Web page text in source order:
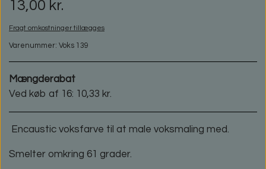
13,00 kr.
Fragt omkostninger tillægges
Varenummer: Voks 139
Mængderabat
Ved køb af 16: 10,33 kr.
Encaustic voksfarve til at male voksmaling med.
Smelter omkring 61 grader.